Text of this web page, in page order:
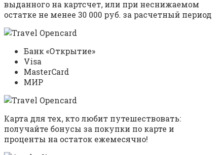
выданного на картсчет, или при неснижаемом
остатке не менее 30 000 руб. за расчетный период
Банк «Открытие»
Visa
MasterCard
МИР
Карта для тех, кто любит путешествовать:
получайте бонусы за покупки по карте и
проценты на остаток ежемесячно!